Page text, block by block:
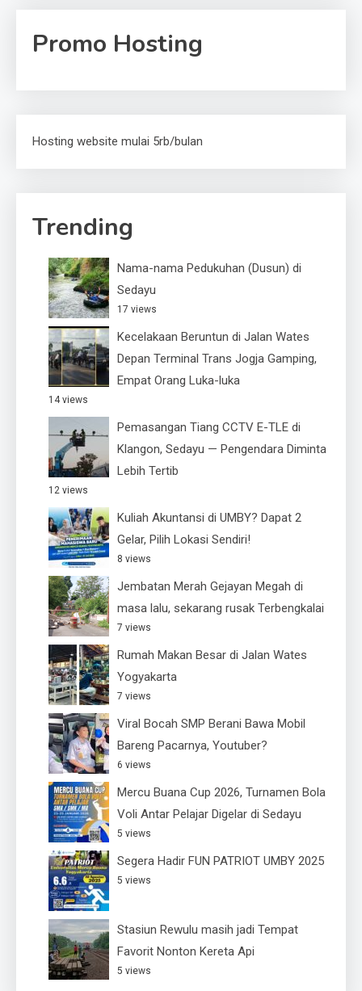
Promo Hosting
Hosting website mulai 5rb/bulan
Trending
Nama-nama Pedukuhan (Dusun) di
Sedayu
17 views
Kecelakaan Beruntun di Jalan Wates
Depan Terminal Trans Jogja Gamping,
Empat Orang Luka-luka
14 views
Pemasangan Tiang CCTV E-TLE di
Klangon, Sedayu — Pengendara Diminta
Lebih Tertib
12 views
Kuliah Akuntansi di UMBY? Dapat 2
Gelar, Pilih Lokasi Sendiri!
8 views
Jembatan Merah Gejayan Megah di
masa lalu, sekarang rusak Terbengkalai
7 views
Rumah Makan Besar di Jalan Wates
Yogyakarta
7 views
Viral Bocah SMP Berani Bawa Mobil
Bareng Pacarnya, Youtuber?
6 views
Mercu Buana Cup 2026, Turnamen Bola
Voli Antar Pelajar Digelar di Sedayu
5 views
Segera Hadir FUN PATRIOT UMBY 2025
5 views
Stasiun Rewulu masih jadi Tempat
Favorit Nonton Kereta Api
5 views